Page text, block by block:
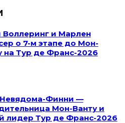
и Марлен
о 7-м этапе до Мон-
на Тур де Франс-2026
Невядома-Финни —
Мон-Ванту и
лидер Тур де Франс-2026